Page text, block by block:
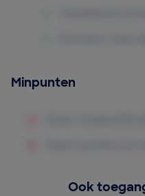
Minpunten
Ook